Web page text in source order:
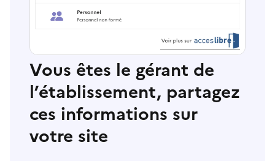
Vous êtes le gérant de
l’établissement, partagez
ces informations sur
votre site